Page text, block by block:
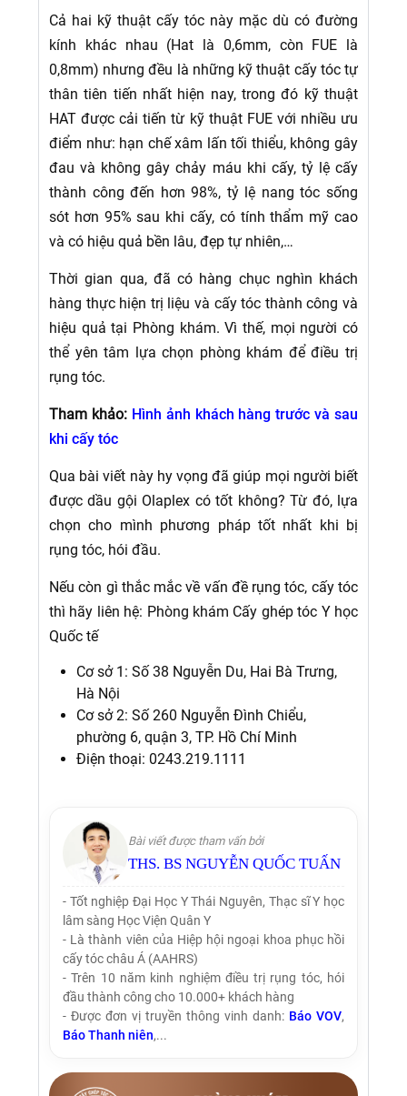
Cả hai kỹ thuật cấy tóc này mặc dù có đường
kính khác nhau (Hat là 0,6mm, còn FUE là
0,8mm) nhưng đều là những kỹ thuật cấy tóc tự
thân tiên tiến nhất hiện nay, trong đó kỹ thuật
HAT được cải tiến từ kỹ thuật FUE với nhiều ưu
điểm như: hạn chế xâm lấn tối thiểu, không gây
đau và không gây chảy máu khi cấy, tỷ lệ cấy
thành công đến hơn 98%, tỷ lệ nang tóc sống
sót hơn 95% sau khi cấy, có tính thẩm mỹ cao
và có hiệu quả bền lâu, đẹp tự nhiên,…
Thời gian qua, đã có hàng chục nghìn khách
hàng thực hiện trị liệu và cấy tóc thành công và
hiệu quả tại Phòng khám. Vì thế, mọi người có
thể yên tâm lựa chọn phòng khám để điều trị
rụng tóc.
Tham khảo: Hình ảnh khách hàng trước và sau
khi cấy tóc
Qua bài viết này hy vọng đã giúp mọi người biết
được dầu gội Olaplex có tốt không? Từ đó, lựa
chọn cho mình phương pháp tốt nhất khi bị
rụng tóc, hói đầu.
Nếu còn gì thắc mắc về vấn đề rụng tóc, cấy tóc
thì hãy liên hệ: Phòng khám Cấy ghép tóc Y học
Quốc tế
Cơ sở 1: Số 38 Nguyễn Du, Hai Bà Trưng,
Hà Nội
Cơ sở 2: Số 260 Nguyễn Đình Chiểu,
phường 6, quận 3, TP. Hồ Chí Minh
Điện thoại: 0243.219.1111
Bài viết được tham vấn bởi
THS. BS NGUYỄN QUỐC TUẤN
- Tốt nghiệp Đại Học Y Thái Nguyên, Thạc sĩ Y học
lâm sàng Học Viện Quân Y
- Là thành viên của Hiệp hội ngoại khoa phục hồi
cấy tóc châu Á (AAHRS)
- Trên 10 năm kinh nghiệm điều trị rụng tóc, hói
đầu thành công cho 10.000+ khách hàng
- Được đơn vị truyền thông vinh danh: Báo VOV,
Báo Thanh niên,...